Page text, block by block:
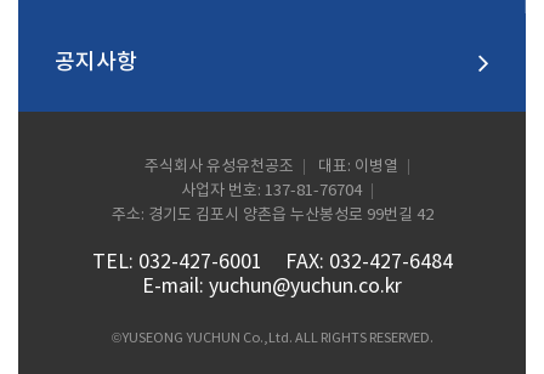
공지사항
주식회사 유성유천공조
대표: 이병열
사업자 번호: 137-81-76704
주소: 경기도 김포시 양촌읍 누산봉성로 99번길 42
TEL: 032-427-6001
FAX: 032-427-6484
E-mail: yuchun@yuchun.co.kr
©YUSEONG YUCHUN Co.,Ltd. ALL RIGHTS RESERVED.